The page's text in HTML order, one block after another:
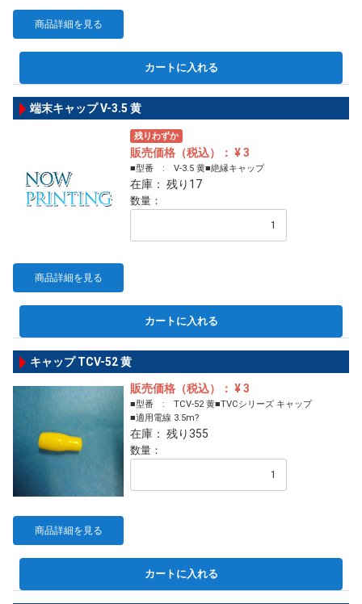
商品詳細を見る
カートに入れる
端末キャップ V-3.5 黄
商品詳細を見る
残りわずか
販売価格（税込）： ¥ 3
■型番 : V-3.5 黄■絶縁キャップ
在庫： 残り17
数量：
カートに入れる
キャップ TCV-52 黄
商品詳細を見る
販売価格（税込）： ¥ 3
■型番 : TCV-52 黄■TVCシリーズ キャップ
■適用電線 3.5m?
在庫： 残り355
数量：
カートに入れる